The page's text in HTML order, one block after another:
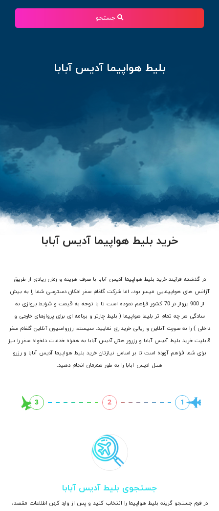
جستجو
بلیط هواپیما آدیس آبابا
خرید بلیط هواپیما آدیس آبابا
در گذشته فرآیند خرید بلیط هواپیما آدیس آبابا با صرف هزینه و زمان زیادی از طریق
آژانس های هواپیمایی میسر بود، اما شرکت گلفام سفر امکان دسترسی شما را به بیش
از 900 پرواز در 70 کشور فراهم نموده است تا با توجه به قیمت و شرایط پروازی به
سادگی هر چه تمام تر بلیط هواپیما ( بلیط چارتر و برنامه ای برای پروازهای خارجی و
داخلی ) را به صورت آنلاین و ریالی خریداری نمایید. سیستم رزرواسیون آنلاین گلفام سفر
قابلیت خرید بلیط آدیس آبابا و رزرور هتل آدیس آبابا به همراه خدمات دلخواه سفر را نیز
برای شما فراهم آورده است تا بر اساس نیازتان خرید بلیط هواپیما آدیس آبابا و رزرو
هتل آدیس آبابا را به طور همزمان انجام دهید.
1
2
3
جستجوی بلیط آدیس آبابا
در فرم جستجو گزینه بلیط هواپیما را انتخاب کنید و پس از وارد کردن اطلاعات مقصد،